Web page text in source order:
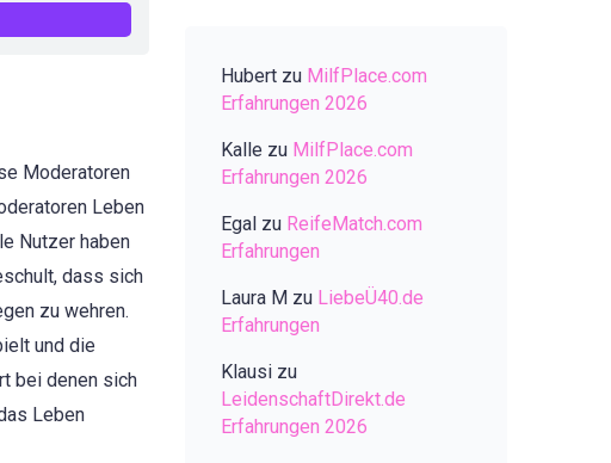
Moderatoren
Leben
Nutzer haben
dass sich
zu wehren.
und die
bei denen sich
Leben
Hubert zu MilfPlace.com
Erfahrungen 2026
Kalle zu MilfPlace.com
Erfahrungen 2026
Egal zu ReifeMatch.com
Erfahrungen
Laura M zu LiebeÜ40.de
Erfahrungen
Klausi zu
LeidenschaftDirekt.de
Erfahrungen 2026